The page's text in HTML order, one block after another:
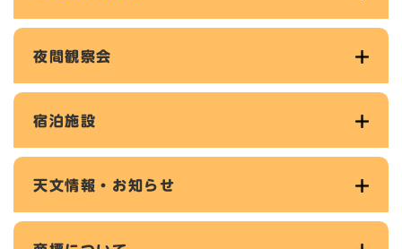
夜間観察会
宿泊施設
天文情報・お知らせ